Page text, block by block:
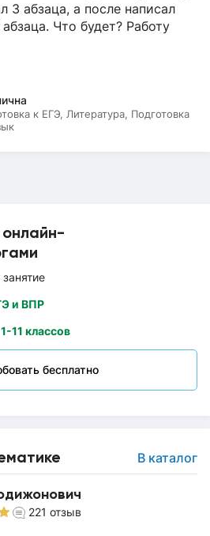
и ВПР
1-11 классов
бесплатно
В каталог
221 отзыв
3 абзаца, а после написал
Что будет? Работу
к ЕГЭ, Литература, Подготовка